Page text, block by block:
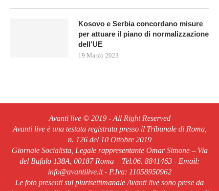
Kosovo e Serbia concordano misure
per attuare il piano di normalizzazione
dell’UE
19 Marzo 2023
Avanti live © 2019 - All Right Reserved
Avanti live è una testata registrata presso il Tribunale di Roma,
n. 126 del 10 Ottobre 2019
Giornale Socialista, Legale rappresentante Omar Simone – Via
del Bufalo 138A, 00187 Roma – Tel.06. 8841463 - Email:
info@avantilive.it - P.Iva: 11058950962
Le foto presenti sul plurisettimanale Avanti live sono prese da